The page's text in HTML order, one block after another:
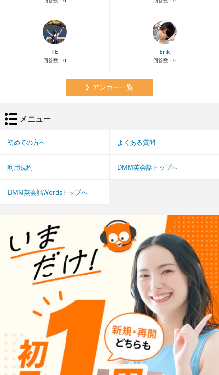
TE
回答数： 0
Erik
回答数： 0
アンカー一覧
メニュー
初めての方へ よくある質問
利用規約 DMM英会話トップへ
DMM英会話Wordsトップへ